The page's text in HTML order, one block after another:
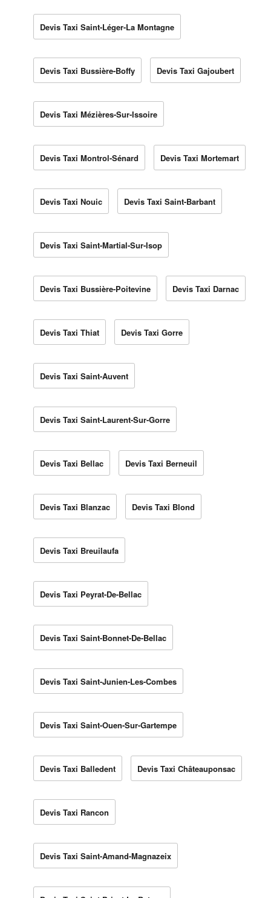
Devis Taxi Saint-Léger-La Montagne
Devis Taxi Bussière-Boffy Devis Taxi Gajoubert
Devis Taxi Mézières-Sur-Issoire
Devis Taxi Montrol-Sénard Devis Taxi Mortemart
Devis Taxi Nouic Devis Taxi Saint-Barbant
Devis Taxi Saint-Martial-Sur-Isop
Devis Taxi Bussière-Poitevine Devis Taxi Darnac
Devis Taxi Thiat Devis Taxi Gorre
Devis Taxi Saint-Auvent
Devis Taxi Saint-Laurent-Sur-Gorre
Devis Taxi Bellac Devis Taxi Berneuil
Devis Taxi Blanzac Devis Taxi Blond
Devis Taxi Breuilaufa
Devis Taxi Peyrat-De-Bellac
Devis Taxi Saint-Bonnet-De-Bellac
Devis Taxi Saint-Junien-Les-Combes
Devis Taxi Saint-Ouen-Sur-Gartempe
Devis Taxi Balledent Devis Taxi Châteauponsac
Devis Taxi Rancon
Devis Taxi Saint-Amand-Magnazeix